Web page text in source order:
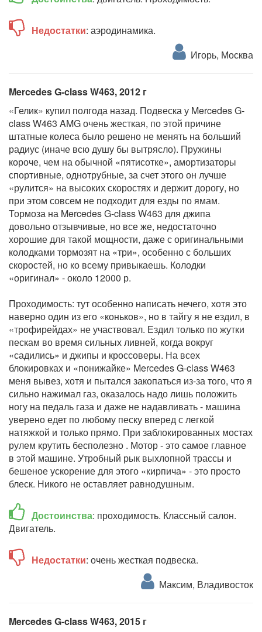
Недостатки: аэродинамика.
Игорь, Москва
Mercedes G-class W463, 2012 г
«Гелик» купил полгода назад. Подвеска у Mercedes G-
class W463 AMG очень жесткая, по этой причине
штатные колеса было решено не менять на больший
радиус (иначе всю душу бы вытрясло). Пружины
короче, чем на обычной «пятисотке», амортизаторы
спортивные, однотрубные, за счет этого он лучше
«рулится» на высоких скоростях и держит дорогу, но
при этом совсем не подходит для езды по ямам.
Тормоза на Mercedes G-class W463 для джипа
довольно отзывчивые, но все же, недостаточно
хорошие для такой мощности, даже с оригинальными
колодками тормозят на «три», особенно с больших
скоростей, но ко всему привыкаешь. Колодки
«оригинал» - около 12000 р.
Проходимость: тут особенно написать нечего, хотя это
наверно один из его «коньков», но в тайгу я не ездил, в
«трофирейдах» не участвовал. Ездил только по жутки
пескам во время сильных ливней, когда вокруг
«садились» и джипы и кроссоверы. На всех
блокировках и «понижайке» Mercedes G-class W463
меня вывез, хотя и пытался закопаться из-за того, что я
сильно нажимал газ, оказалось надо лишь положить
ногу на педаль газа и даже не надавливать - машина
уверено едет по любому песку вперед с легкой
натяжкой и только прямо. При заблокированных мостах
рулем крутить бесполезно . Мотор - это самое главное
в этой машине. Утробный рык выхлопной трассы и
бешеное ускорение для этого «кирпича» - это просто
блеск. Никого не оставляет равнодушным.
Достоинства: проходимость. Классный салон.
Двигатель.
Недостатки: очень жесткая подвеска.
Максим, Владивосток
Mercedes G-class W463, 2015 г